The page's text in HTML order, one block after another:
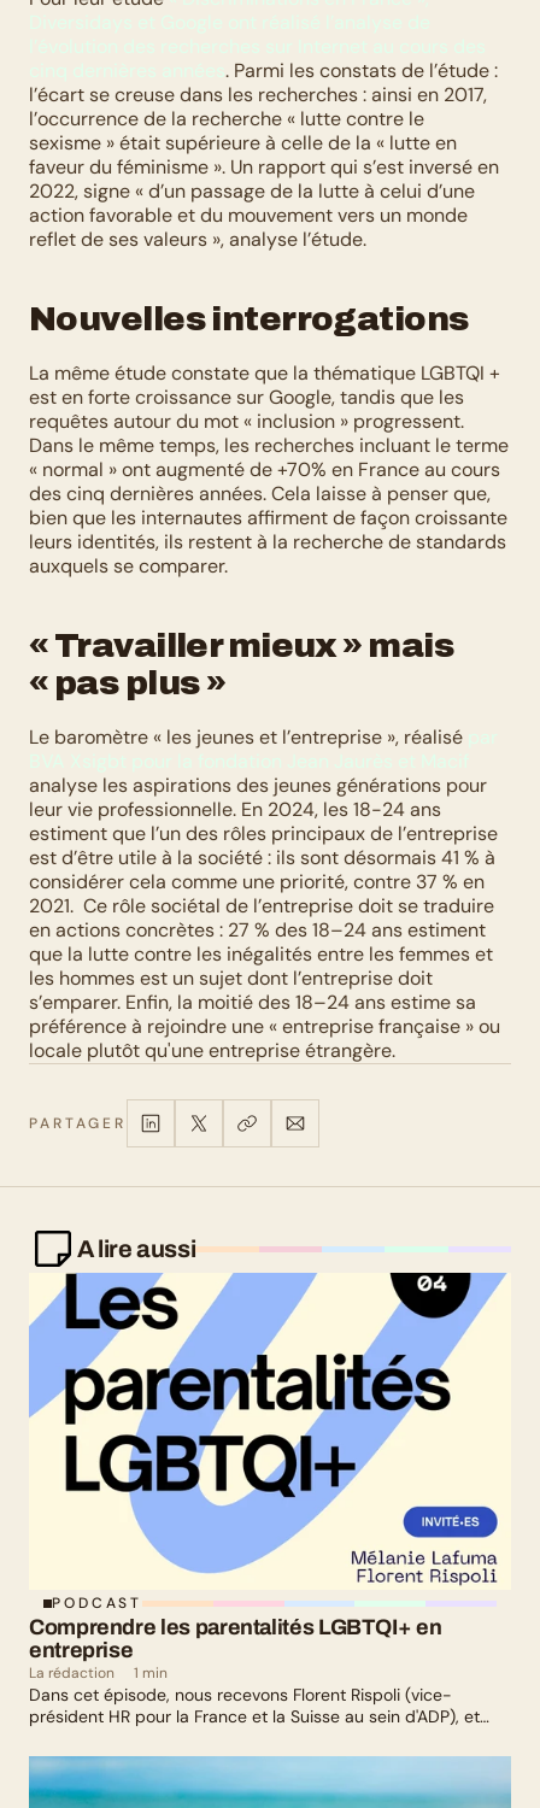
. Parmi les constats de l’étude :
l’écart se creuse dans les recherches : ainsi en 2017,
l’occurrence de la recherche « lutte contre le
sexisme » était supérieure à celle de la « lutte en
faveur du féminisme ». Un rapport qui s’est inversé en
2022, signe « d’un passage de la lutte à celui d’une
action favorable et du mouvement vers un monde
reflet de ses valeurs », analyse l’étude.
Nouvelles interrogations
La même étude constate que la thématique LGBTQI +
est en forte croissance sur Google, tandis que les
requêtes autour du mot « inclusion » progressent.
Dans le même temps, les recherches incluant le terme
« normal » ont augmenté de +70% en France au cours
des cinq dernières années. Cela laisse à penser que,
bien que les internautes affirment de façon croissante
leurs identités, ils restent à la recherche de standards
auxquels se comparer.
« Travailler mieux » mais
« pas plus »
Le baromètre « les jeunes et l’entreprise », réalisé
analyse les aspirations des jeunes générations pour
leur vie professionnelle. En 2024, les 18-24 ans
estiment que l’un des rôles principaux de l’entreprise
est d’être utile à la société : ils sont désormais 41 % à
considérer cela comme une priorité, contre 37 % en
2021.  Ce rôle sociétal de l’entreprise doit se traduire
en actions concrètes : 27 % des 18–24 ans estiment
que la lutte contre les inégalités entre les femmes et
les hommes est un sujet dont l’entreprise doit
s’emparer. Enfin, la moitié des 18–24 ans estime sa
préférence à rejoindre une « entreprise française » ou
locale plutôt qu'une entreprise étrangère.
PARTAGER
A lire aussi
PODCAST
Comprendre les parentalités LGBTQI+ en
entreprise
La rédaction 1 min
Dans cet épisode, nous recevons Florent Rispoli (vice-
président HR pour la France et la Suisse au sein d'ADP), et
leurs parcours de parents LGBTQ+.